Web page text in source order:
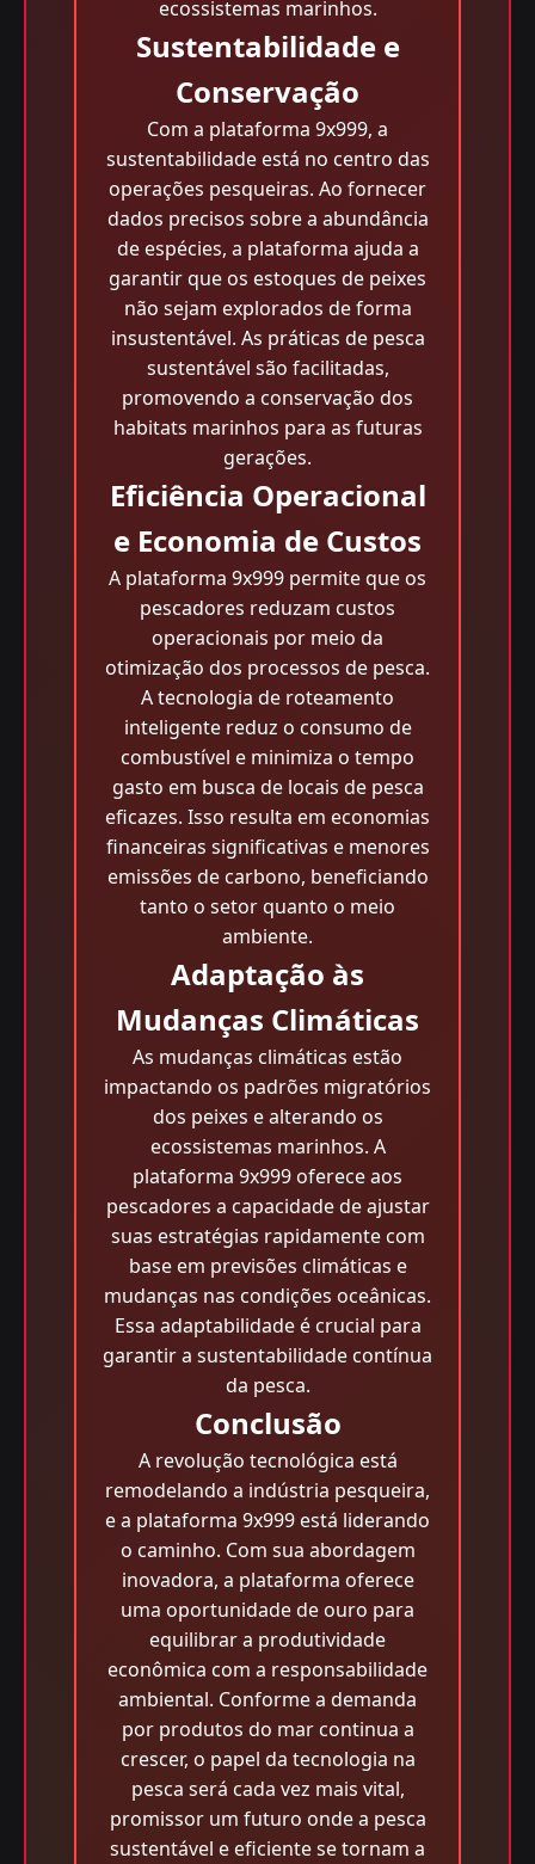
ecossistemas marinhos.
Sustentabilidade e
Conservação
Com a plataforma 9x999, a
sustentabilidade está no centro das
operações pesqueiras. Ao fornecer
dados precisos sobre a abundância
de espécies, a plataforma ajuda a
garantir que os estoques de peixes
não sejam explorados de forma
insustentável. As práticas de pesca
sustentável são facilitadas,
promovendo a conservação dos
habitats marinhos para as futuras
gerações.
Eficiência Operacional
e Economia de Custos
A plataforma 9x999 permite que os
pescadores reduzam custos
operacionais por meio da
otimização dos processos de pesca.
A tecnologia de roteamento
inteligente reduz o consumo de
combustível e minimiza o tempo
gasto em busca de locais de pesca
eficazes. Isso resulta em economias
financeiras significativas e menores
emissões de carbono, beneficiando
tanto o setor quanto o meio
ambiente.
Adaptação às
Mudanças Climáticas
As mudanças climáticas estão
impactando os padrões migratórios
dos peixes e alterando os
ecossistemas marinhos. A
plataforma 9x999 oferece aos
pescadores a capacidade de ajustar
suas estratégias rapidamente com
base em previsões climáticas e
mudanças nas condições oceânicas.
Essa adaptabilidade é crucial para
garantir a sustentabilidade contínua
da pesca.
Conclusão
A revolução tecnológica está
remodelando a indústria pesqueira,
e a plataforma 9x999 está liderando
o caminho. Com sua abordagem
inovadora, a plataforma oferece
uma oportunidade de ouro para
equilibrar a produtividade
econômica com a responsabilidade
ambiental. Conforme a demanda
por produtos do mar continua a
crescer, o papel da tecnologia na
pesca será cada vez mais vital,
promissor um futuro onde a pesca
sustentável e eficiente se tornam a